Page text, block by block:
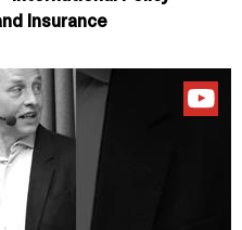
Insurance